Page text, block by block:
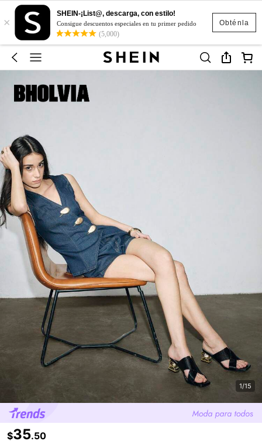
Obténla
×
SHEIN-¡List@, descarga, con estilo!
Consigue descuentos especiales en tu primer pedido
(5,000)
1/15
$35.50